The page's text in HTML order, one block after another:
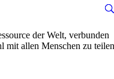
der Welt, verbunden
mit allen Menschen zu